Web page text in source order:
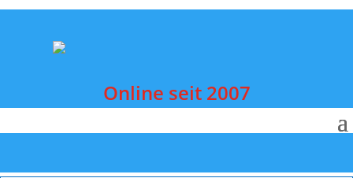
Online seit 2007